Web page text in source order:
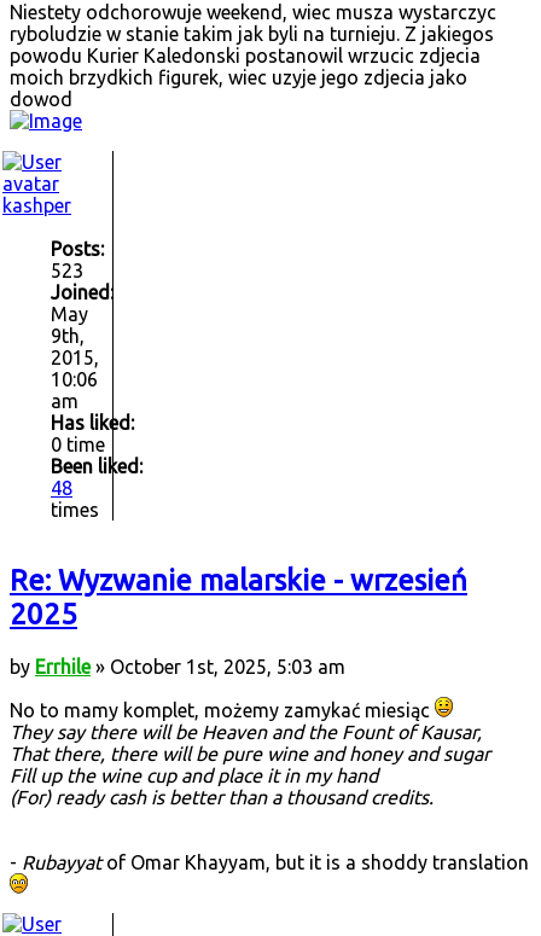
Niestety odchorowuje weekend, wiec musza wystarczyc
ryboludzie w stanie takim jak byli na turnieju. Z jakiegos
powodu Kurier Kaledonski postanowil wrzucic zdjecia
moich brzydkich figurek, wiec uzyje jego zdjecia jako
dowod
kashper
Posts:
523
Joined:
May
9th,
2015,
10:06
am
Has liked:
0 time
Been liked:
48
times
Re: Wyzwanie malarskie - wrzesień
2025
by Errhile» October 1st, 2025, 5:03 am
No to mamy komplet, możemy zamykać miesiąc
They say there will be Heaven and the Fount of Kausar,
That there, there will be pure wine and honey and sugar
Fill up the wine cup and place it in my hand
(For) ready cash is better than a thousand credits.
- Rubayyatof Omar Khayyam, but it is a shoddy translation